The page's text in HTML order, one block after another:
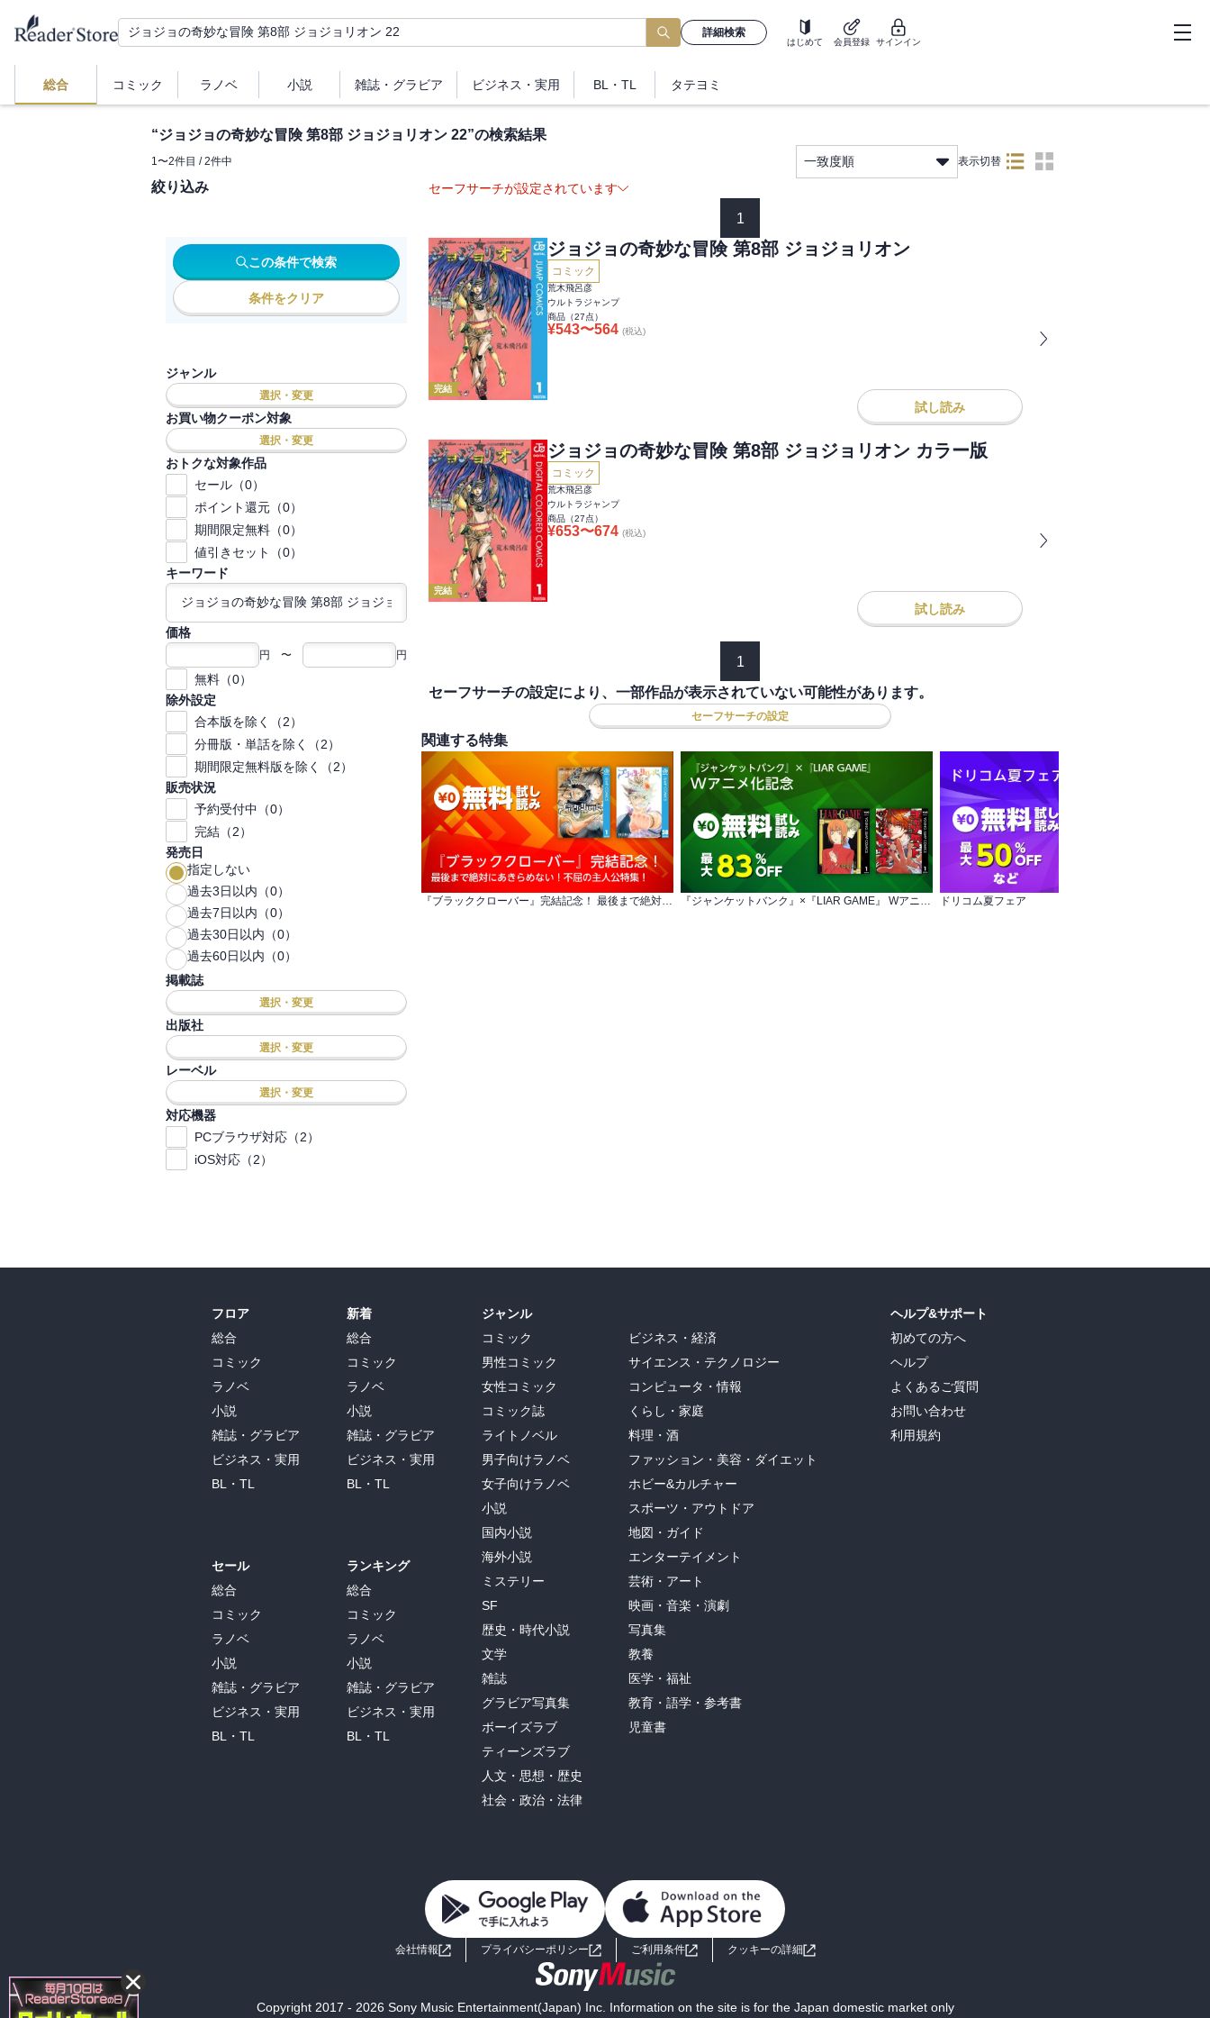
詳細検索
はじめて 会員登録 サインイン
総合 コミック ラノベ 小説 雑誌・ グラビア ビジネス ・実用 BL・TL タテヨミ
“ジョジョの奇妙な冒険 第8部 ジョジョリオン 22”の検索結果
1〜2件目 / 2件中 一致度順 表示切替
絞り込み
この条件で検索
条件をクリア
ジャンル
選択・変更
お買い物クーポン対象
選択・変更
おトクな対象作品
セール（0）
ポイント還元（0）
期間限定無料（0）
値引きセット（0）
キーワード
価格
円 〜 円
無料（0）
除外設定
合本版を除く（2）
分冊版・単話を除く（2）
期間限定無料版を除く（2）
販売状況
予約受付中（0）
完結（2）
発売日
指定しない
過去3日以内（0）
過去7日以内（0）
過去30日以内（0）
過去60日以内（0）
掲載誌
選択・変更
出版社
選択・変更
レーベル
選択・変更
対応機器
PCブラウザ対応（2）
iOS対応（2）
セーフサーチが設定されています
1
完結
ジョジョの奇妙な冒険 第8部 ジョジョリオン
コミック
荒木飛呂彦
ウルトラジャンプ
商品（27点）
¥543〜564 (税込)
試し読み
完結
ジョジョの奇妙な冒険 第8部 ジョジョリオン カラー版
コミック
荒木飛呂彦
ウルトラジャンプ
商品（27点）
¥653〜674 (税込)
試し読み
1
セーフサーチの設定により、一部作品が表示されていない可能性があります。
セーフサーチの設定
関連する特集
『ブラッククローバー』完結記念！ 最後まで絶対にあきらめない！不屈の主人公特集！ 『ジャンケットバンク』×『LIAR GAME』 Wアニメ化記念 ドリコム夏フェア
フロア
総合
コミック
ラノベ
小説
雑誌・グラビア
ビジネス・実用
BL・TL
セール
総合
コミック
ラノベ
小説
雑誌・グラビア
ビジネス・実用
BL・TL
新着
総合
コミック
ラノベ
小説
雑誌・グラビア
ビジネス・実用
BL・TL
ランキング
総合
コミック
ラノベ
小説
雑誌・グラビア
ビジネス・実用
BL・TL
ジャンル
コミック
男性コミック
女性コミック
コミック誌
ライトノベル
男子向けラノベ
女子向けラノベ
小説
国内小説
海外小説
ミステリー
SF
歴史・時代小説
文学
雑誌
グラビア写真集
ボーイズラブ
ティーンズラブ
人文・思想・歴史
社会・政治・法律
ビジネス・経済
サイエンス・テクノロジー
コンピュータ・情報
くらし・家庭
料理・酒
ファッション・美容・ダイエット
ホビー&カルチャー
スポーツ・アウトドア
地図・ガイド
エンターテイメント
芸術・アート
映画・音楽・演劇
写真集
教養
医学・福祉
教育・語学・参考書
児童書
ヘルプ&サポート
初めての方へ
ヘルプ
よくあるご質問
お問い合わせ
利用規約
会社情報 プライバシーポリシー ご利用条件 クッキーの詳細
Copyright 2017 - 2026 Sony Music Entertainment(Japan) Inc. Information on the site is for the Japan domestic market only